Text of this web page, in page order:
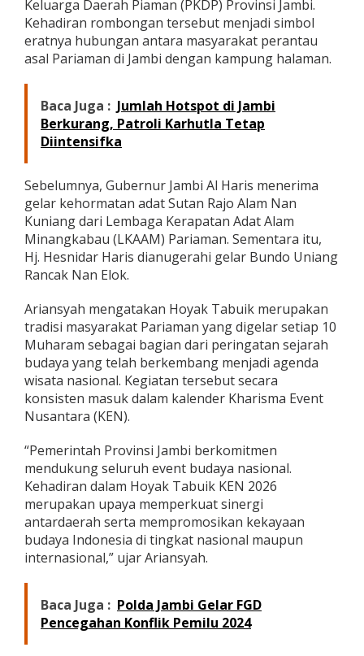
s
u
k
K
E
2
0
2
Keluarga Daerah Piaman (PKDP) Provinsi Jambi.
Kehadiran rombongan tersebut menjadi simbol
eratnya hubungan antara masyarakat perantau
asal Pariaman di Jambi dengan kampung halaman.
Baca Juga : Jumlah Hotspot di Jambi
Berkurang, Patroli Karhutla Tetap
Diintensifka
Sebelumnya, Gubernur Jambi Al Haris menerima
gelar kehormatan adat Sutan Rajo Alam Nan
Kuniang dari Lembaga Kerapatan Adat Alam
Minangkabau (LKAAM) Pariaman. Sementara itu,
Hj. Hesnidar Haris dianugerahi gelar Bundo Uniang
Rancak Nan Elok.
Ariansyah mengatakan Hoyak Tabuik merupakan
tradisi masyarakat Pariaman yang digelar setiap 10
Muharam sebagai bagian dari peringatan sejarah
budaya yang telah berkembang menjadi agenda
wisata nasional. Kegiatan tersebut secara
konsisten masuk dalam kalender Kharisma Event
Nusantara (KEN).
“Pemerintah Provinsi Jambi berkomitmen
mendukung seluruh event budaya nasional.
Kehadiran dalam Hoyak Tabuik KEN 2026
merupakan upaya memperkuat sinergi
antardaerah serta mempromosikan kekayaan
budaya Indonesia di tingkat nasional maupun
internasional,” ujar Ariansyah.
Baca Juga : Polda Jambi Gelar FGD
Pencegahan Konflik Pemilu 2024